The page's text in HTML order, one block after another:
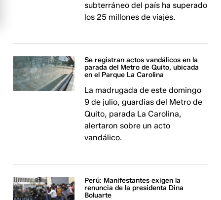
subterráneo del país ha superado
los 25 millones de viajes.
Se registran actos vandálicos en la
parada del Metro de Quito, ubicada
en el Parque La Carolina
La madrugada de este domingo
9 de julio, guardias del Metro de
Quito, parada La Carolina,
alertaron sobre un acto
vandálico.
Perú: Manifestantes exigen la
renuncia de la presidenta Dina
Boluarte